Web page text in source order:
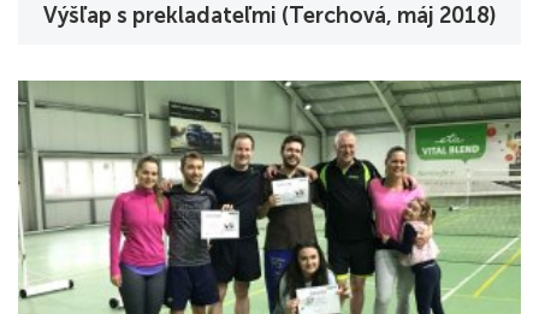
Výšľap s prekladateľmi (Terchová, máj 2018)